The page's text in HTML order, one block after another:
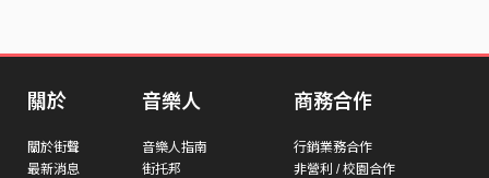
關於
關於街聲
最新消息
音樂人
音樂人指南
街托邦
商務合作
行銷業務合作
非營利 / 校園合作